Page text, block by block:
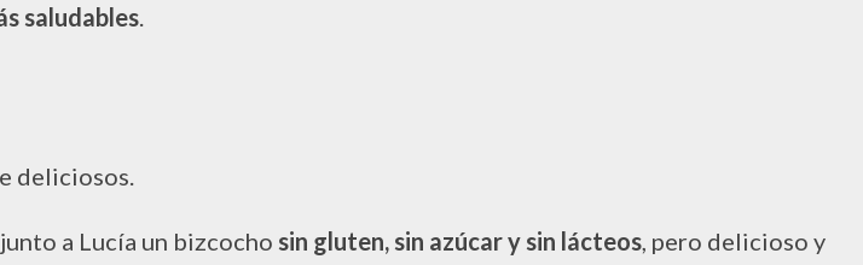
saludables
deliciosos.
a Lucía un bizcocho sin gluten, sin azúcar y sin lácteos , pero delicioso y